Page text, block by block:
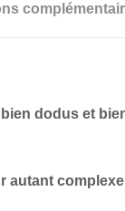
dodus et
autant